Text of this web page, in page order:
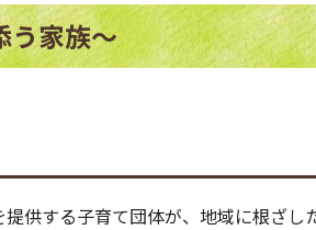
家族～
供する子育て団体が、地域に根ざし